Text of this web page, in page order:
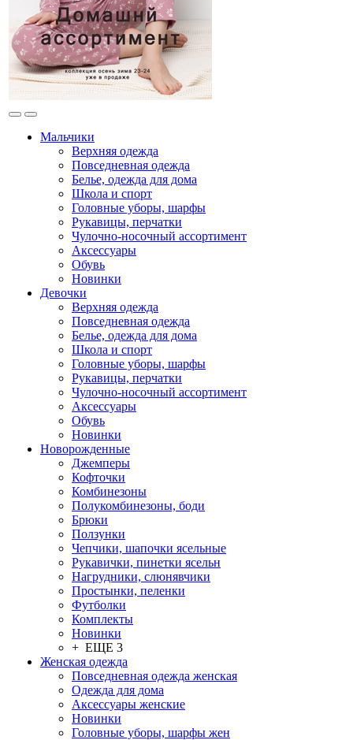
Мальчики
Верхняя одежда
Повседневная одежда
Белье, одежда для дома
Школа и спорт
Головные уборы, шарфы
Рукавицы, перчатки
Чулочно-носочный ассортимент
Аксессуары
Обувь
Новинки
Девочки
Верхняя одежда
Повседневная одежда
Белье, одежда для дома
Школа и спорт
Головные уборы, шарфы
Рукавицы, перчатки
Чулочно-носочный ассортимент
Аксессуары
Обувь
Новинки
Новорожденные
Джемперы
Кофточки
Комбинезоны
Полукомбинезоны, боди
Брюки
Ползунки
Чепчики, шапочки ясельные
Рукавички, пинетки ясельн
Нагрудники, слюнявчики
Простынки, пеленки
Футболки
Комплекты
Новинки
+ ЕЩЕ 3
Женская одежда
Повседневная одежда женская
Одежда для дома
Аксессуары женские
Новинки
Головные уборы, шарфы жен